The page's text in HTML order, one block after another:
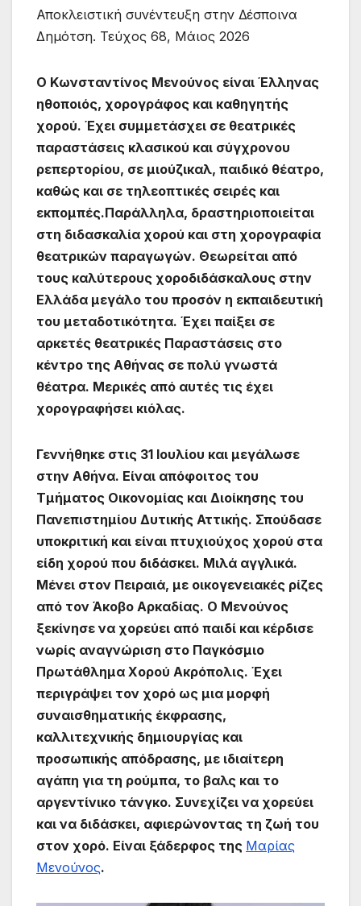
Αποκλειστική συνέντευξη στην Δέσποινα
Δημότση. Τεύχος 68, Μάιος 2026
Ο Κωνσταντίνος Μενούνος είναι Έλληνας
ηθοποιός, χορογράφος και καθηγητής
χορού. Έχει συμμετάσχει σε θεατρικές
παραστάσεις κλασικού και σύγχρονου
ρεπερτορίου, σε μιούζικαλ, παιδικό θέατρο,
καθώς και σε τηλεοπτικές σειρές και
εκπομπές.Παράλληλα, δραστηριοποιείται
στη διδασκαλία χορού και στη χορογραφία
θεατρικών παραγωγών. Θεωρείται από
τους καλύτερους χοροδιδάσκαλους στην
Ελλάδα μεγάλο του προσόν η εκπαιδευτική
του μεταδοτικότητα. Έχει παίξει σε
αρκετές θεατρικές Παραστάσεις στο
κέντρο της Αθήνας σε πολύ γνωστά
θέατρα. Μερικές από αυτές τις έχει
χορογραφήσει κιόλας.
Γεννήθηκε στις 31 Ιουλίου και μεγάλωσε
στην Αθήνα. Είναι απόφοιτος του
Τμήματος Οικονομίας και Διοίκησης του
Πανεπιστημίου Δυτικής Αττικής. Σπούδασε
υποκριτική και είναι πτυχιούχος χορού στα
είδη χορού που διδάσκει. Μιλά αγγλικά.
Μένει στον Πειραιά, με οικογενειακές ρίζες
από τον Άκοβο Αρκαδίας. Ο Μενούνος
ξεκίνησε να χορεύει από παιδί και κέρδισε
νωρίς αναγνώριση στο Παγκόσμιο
Πρωτάθλημα Χορού Ακρόπολις. Έχει
περιγράψει τον χορό ως μια μορφή
συναισθηματικής έκφρασης,
καλλιτεχνικής δημιουργίας και
προσωπικής απόδρασης, με ιδιαίτερη
αγάπη για τη ρούμπα, το βαλς και το
αργεντίνικο τάνγκο. Συνεχίζει να χορεύει
και να διδάσκει, αφιερώνοντας τη ζωή του
στον χορό. Είναι ξάδερφος της Μαρίας
Μενούνος.